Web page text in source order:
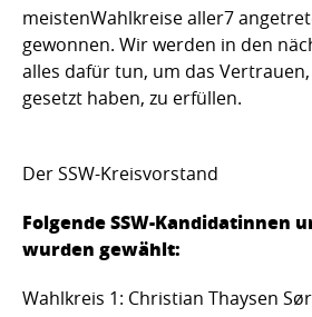
meistenWahlkreise aller7
gewonnen. Wir werden in den
alles dafür tun, um das Vertrauen,
gesetzt haben, zu erfüllen.
Der SSW-Kreisvorstand
Folgende SSW-Kandidatinnen
wurden gewählt:
Wahlkreis 1: Christian Thaysen